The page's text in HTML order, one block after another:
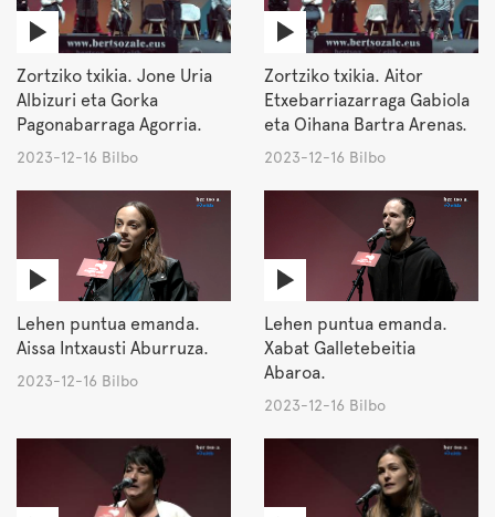
Zortziko txikia. Jone Uria
Albizuri eta Gorka
Pagonabarraga Agorria.
2023-12-16 Bilbo
Zortziko txikia. Aitor
Etxebarriazarraga Gabiola
eta Oihana Bartra Arenas.
2023-12-16 Bilbo
Lehen puntua emanda.
Aissa Intxausti Aburruza.
2023-12-16 Bilbo
Lehen puntua emanda.
Xabat Galletebeitia
Abaroa.
2023-12-16 Bilbo